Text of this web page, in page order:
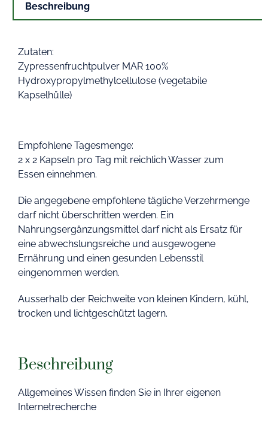
Beschreibung
Zutaten:
Zypressenfruchtpulver MAR 100%
Hydroxypropylmethylcellulose (vegetabile
Kapselhülle)
Empfohlene Tagesmenge:
2 x 2 Kapseln pro Tag mit reichlich Wasser zum
Essen einnehmen.
Die angegebene empfohlene tägliche Verzehrmenge
darf nicht überschritten werden. Ein
Nahrungsergänzungsmittel darf nicht als Ersatz für
eine abwechslungsreiche und ausgewogene
Ernährung und einen gesunden Lebensstil
eingenommen werden.
Ausserhalb der Reichweite von kleinen Kindern, kühl,
trocken und lichtgeschützt lagern.
Beschreibung
Allgemeines Wissen finden Sie in Ihrer eigenen
Internetrecherche